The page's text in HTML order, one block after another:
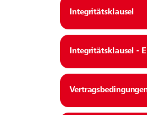
Integritätsklausel
Integritätsklausel -